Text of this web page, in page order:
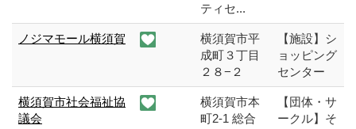
ティセ...
ノジマモール横須賀
横須賀市平
成町３丁目
２８−２
【施設】シ
ョッピング
センター
横須賀市社会福祉協
議会
横須賀市本
町2-1 総合
【団体・サ
ークル】そ